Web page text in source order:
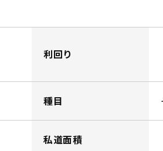
利回り
種目
私道面積